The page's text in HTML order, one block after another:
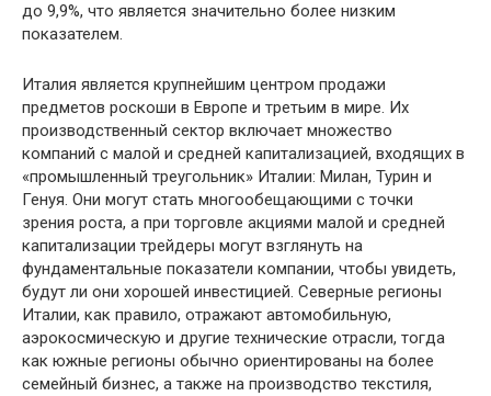
до 9,9%, что является значительно более низким
показателем.
Италия является крупнейшим центром продажи
предметов роскоши в Европе и третьим в мире. Их
производственный сектор включает множество
компаний с малой и средней капитализацией, входящих в
«промышленный треугольник» Италии: Милан, Турин и
Генуя. Они могут стать многообещающими с точки
зрения роста, а при торговле акциями малой и средней
капитализации трейдеры могут взглянуть на
фундаментальные показатели компании, чтобы увидеть,
будут ли они хорошей инвестицией. Северные регионы
Италии, как правило, отражают автомобильную,
аэрокосмическую и другие технические отрасли, тогда
как южные регионы обычно ориентированы на более
семейный бизнес, а также на производство текстиля,